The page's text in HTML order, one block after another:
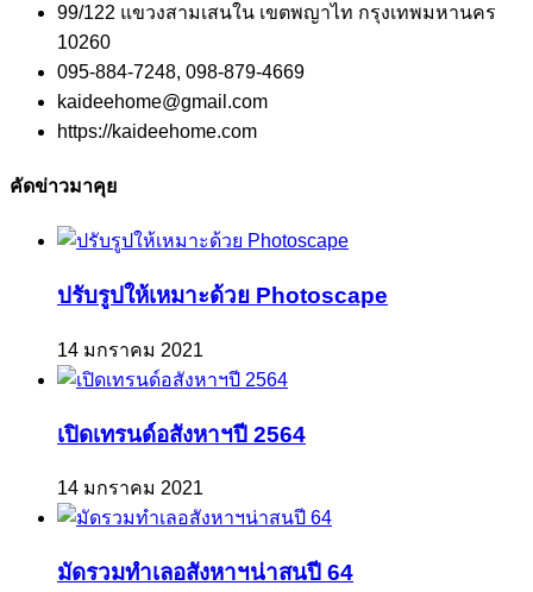
99/122 แขวงสามเสนใน เขตพญาไท กรุงเทพมหานคร
10260
095-884-7248, 098-879-4669
kaideehome@gmail.com
https://kaideehome.com
คัดข่าวมาคุย
ปรับรูปให้เหมาะด้วย Photoscape
14 มกราคม 2021
เปิดเทรนด์อสังหาฯปี 2564
14 มกราคม 2021
มัดรวมทำเลอสังหาฯน่าสนปี 64